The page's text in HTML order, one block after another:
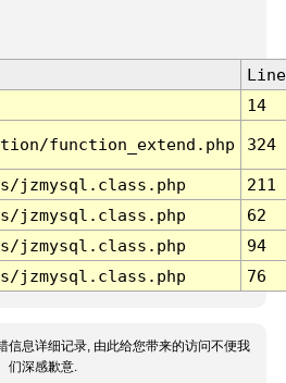
Line
14
function_extend.php 324
jzmysql.class.php
211
jzmysql.class.php
62
jzmysql.class.php
94
jzmysql.class.php 76
信息详细记录, 由此给您带来的访问不便我
们深感歉意.